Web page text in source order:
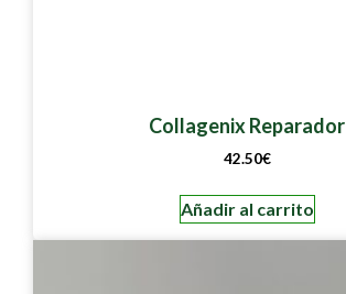
Collagenix Reparador
42.50€
Añadir al carrito